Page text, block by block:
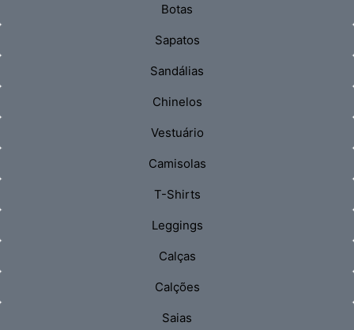
Botas
Sapatos
Sandálias
Chinelos
Vestuário
Camisolas
T-Shirts
Leggings
Calças
Calções
Saias